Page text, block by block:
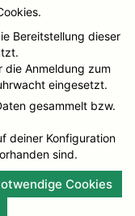
Ebene und eine
Schülermehrkampf
einem
über 2000 m.
Bereitstellung dieser
die Anmeldung zum
eingesetzt.
gesammelt bzw.
deiner Konfiguration
sind.
Cookies